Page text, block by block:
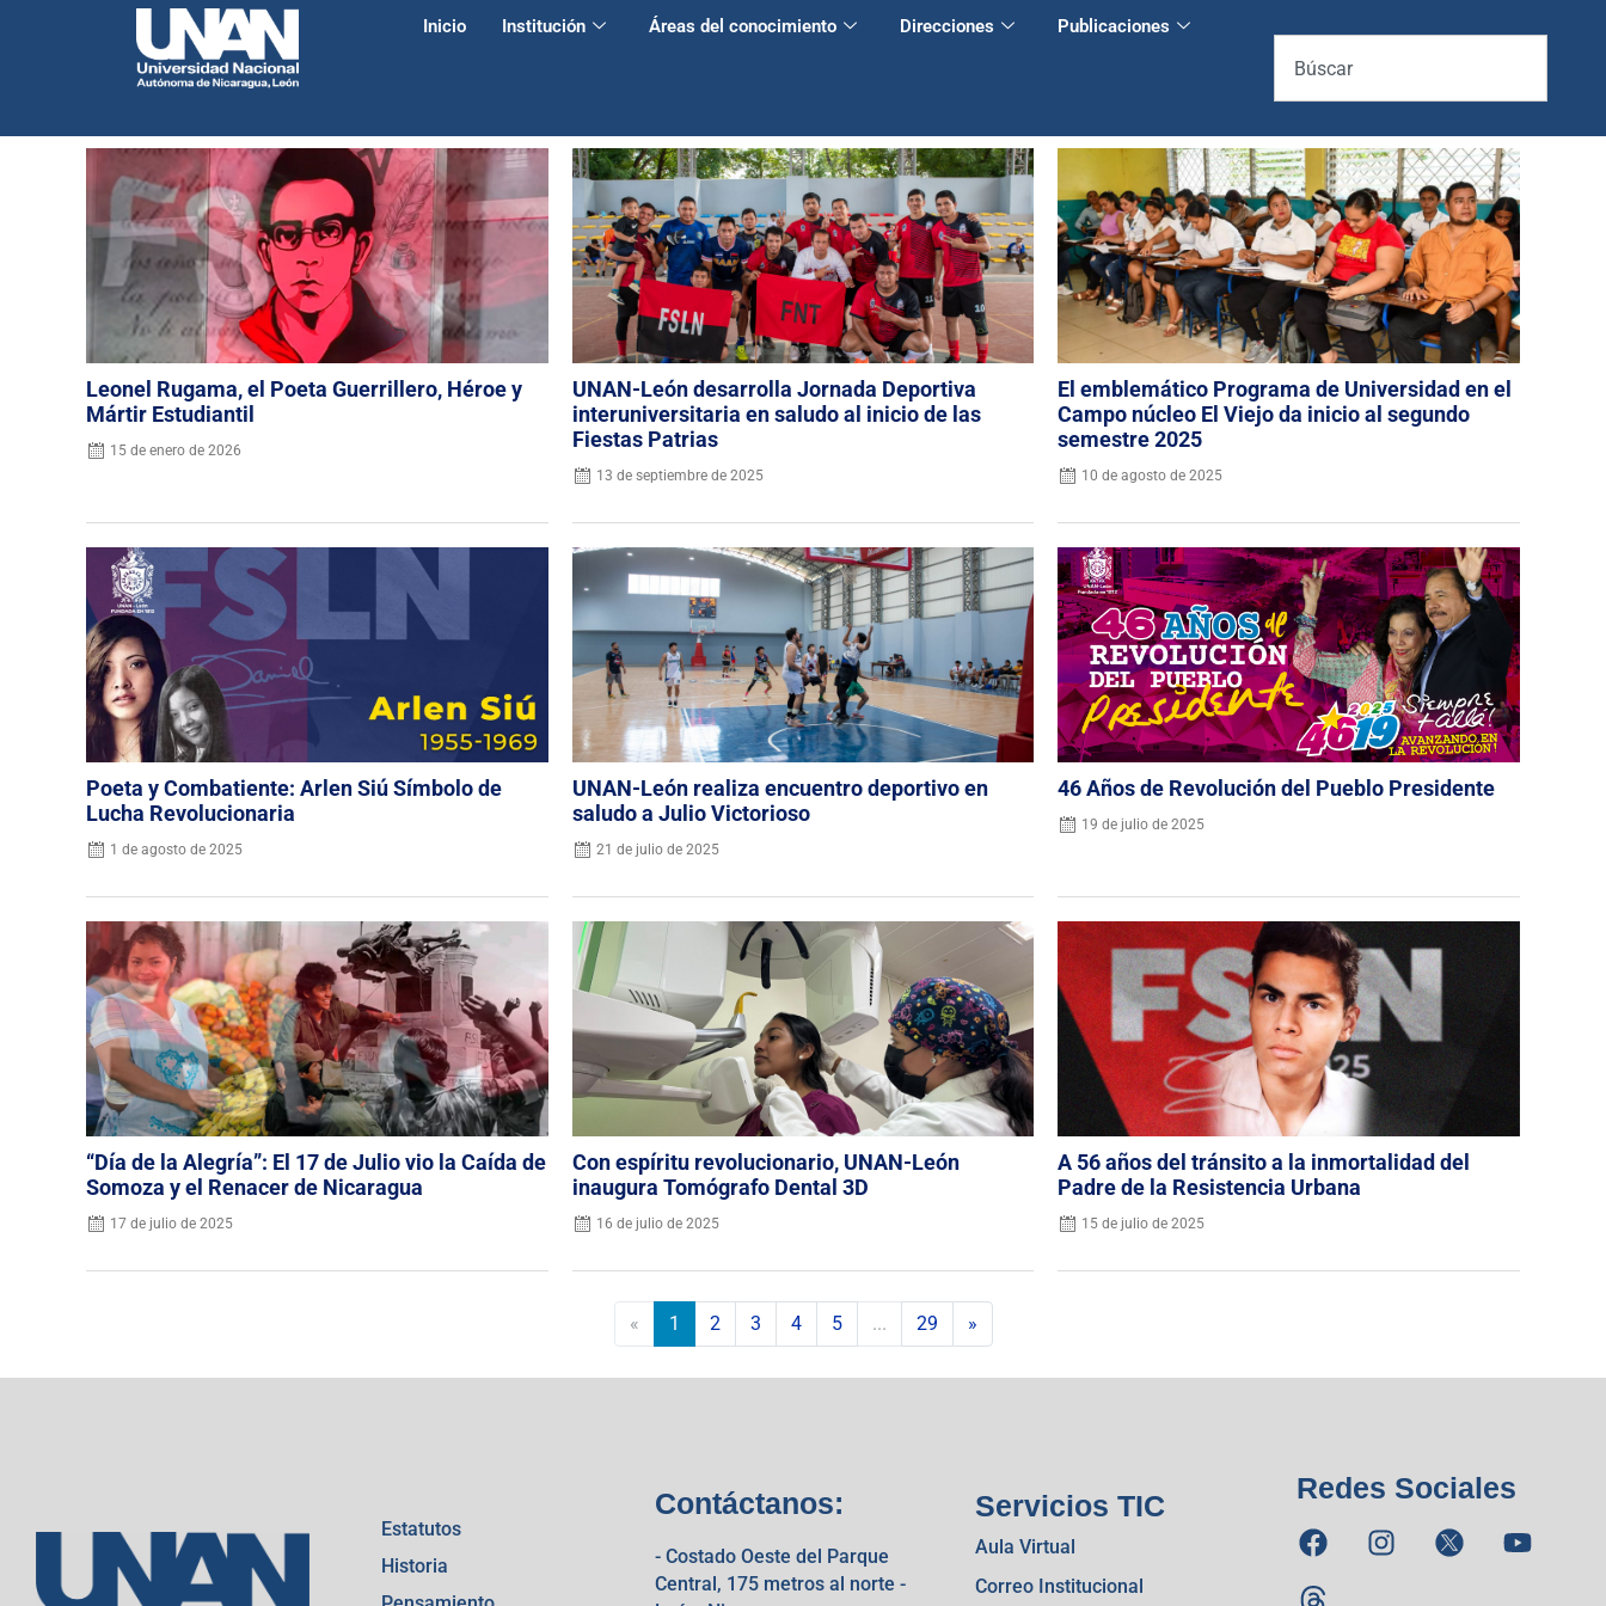
Inicio Institución Áreas del conocimiento Direcciones Publicaciones
Leonel Rugama, el Poeta Guerrillero, Héroe y
Mártir Estudiantil
15 de enero de 2026
UNAN-León desarrolla Jornada Deportiva
interuniversitaria en saludo al inicio de las
Fiestas Patrias
13 de septiembre de 2025
El emblemático Programa de Universidad en el
Campo núcleo El Viejo da inicio al segundo
semestre 2025
10 de agosto de 2025
Poeta y Combatiente: Arlen Siú Símbolo de
Lucha Revolucionaria
1 de agosto de 2025
UNAN-León realiza encuentro deportivo en
saludo a Julio Victorioso
21 de julio de 2025
46 Años de Revolución del Pueblo Presidente
19 de julio de 2025
“Día de la Alegría”: El 17 de Julio vio la Caída de
Somoza y el Renacer de Nicaragua
17 de julio de 2025
Con espíritu revolucionario, UNAN-León
inaugura Tomógrafo Dental 3D
16 de julio de 2025
A 56 años del tránsito a la inmortalidad del
Padre de la Resistencia Urbana
15 de julio de 2025
« 1 2 3 4 5 ... 29 »
Estatutos
Historia
Contáctanos:
- Costado Oeste del Parque
Central, 175 metros al norte -
Servicios TIC
Aula Virtual
Correo Institucional
Redes Sociales